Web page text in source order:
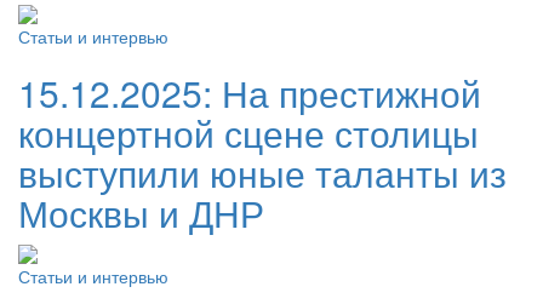
Статьи и интервью
15.12.2025: На престижной
концертной сцене столицы
выступили юные таланты из
Москвы и ДНР
Статьи и интервью